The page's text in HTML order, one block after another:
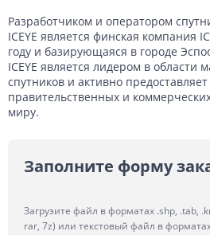
Разработчиком и оператором
ICEYE является финская компания
году и базирующаяся в городе
ICEYE является лидером в области
спутников и активно
правительственных и
миру.
Заполните форму
Загрузите файл в форматах .shp, .tab,
rar, 7z) или текстовый файл в